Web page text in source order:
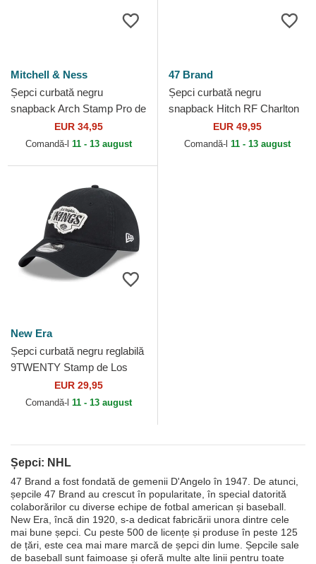
Mitchell & Ness
Șepci curbată negru
snapback Arch Stamp Pro de
Chicago Blackhawks NHL de
Mitchell & Ness
EUR 34,95
Comandă-l 11 - 13 august
47 Brand
Șepci curbată negru
snapback Hitch RF Charlton
de Vegas Golden Knights
NHL de 47 Brand
EUR 49,95
Comandă-l 11 - 13 august
New Era
Șepci curbată negru reglabilă
9TWENTY Stamp de Los
Angeles Kings NHL de New
Era
EUR 29,95
Comandă-l 11 - 13 august
Șepci: NHL
47 Brand a fost fondată de gemenii D'Angelo în 1947. De atunci,
șepcile 47 Brand au crescut în popularitate, în special datorită
colaborărilor cu diverse echipe de fotbal american și baseball.
New Era, încă din 1920, s-a dedicat fabricării unora dintre cele
mai bune șepci. Cu peste 500 de licențe și produse în peste 125
de țări, este cea mai mare marcă de șepci din lume. Șepcile sale
de baseball sunt faimoase și oferă multe alte linii pentru toate